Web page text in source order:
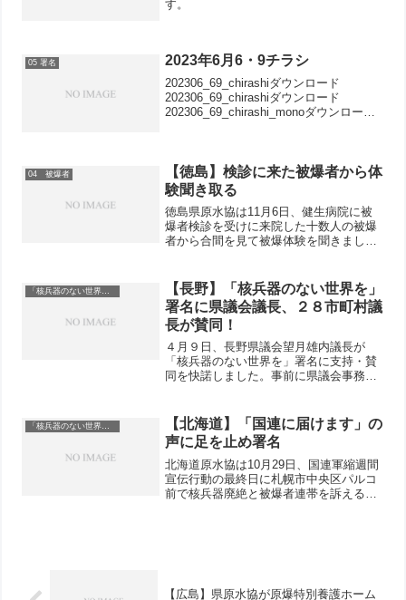
す。
05 署名 2023年6月6・9チラシ
202306_69_chirashiダウンロード
202306_69_chirashiダウンロード
202306_69_chirashi_monoダウンロード
04 被爆者
【徳島】検診に来た被爆者から体
験聞き取る
徳島県原水協は11月6日、健生病院に被
爆者検診を受けに来院した十数人の被爆
者から合間を見て被爆体験を聞きまし
のは1200億円にとどめている」と厚生労
働省を批判。アメ...
「核兵器のない世界を」
【長野】「核兵器のない世界を」
署名に県議会議長、２８市町村議
長が賛同！
４月９日、長野県議会望月雄内議長が
「核兵器のない世界を」署名に支持・賛
同を快諾しました。事前に県議会事務局
事務局長、遠藤事務局次長と窪田事務局
次長の３名で議長室を訪ねま...
「核兵器のない世界を」
【北海道】「国連に届けます」の
声に足を止め署名
北海道原水協は10月29日、国連軍縮週間
宣伝行動の最終日に札幌市中央区パルコ
前で核兵器廃絶と被爆者連帯を訴える宣
【広島】県原水協が原爆特別養護ホーム